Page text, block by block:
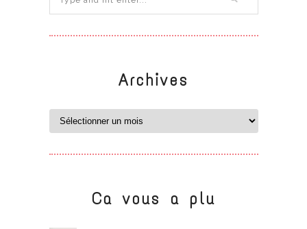
Archives
Ca vous a plu